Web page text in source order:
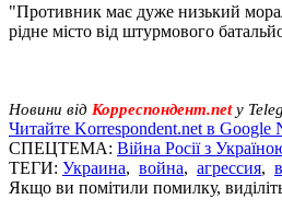
"Противник має дуже низький
рідне місто від штурмового
Новини від Корреспондент.netу
Читайте Korrespondent.net в Google
СПЕЦТЕМА: Війна Росії з
ТЕГИ: Украина, война, агрессия,
Якщо ви помітили помилку,